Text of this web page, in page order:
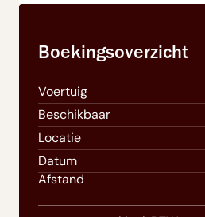
Boekingsoverzicht
Voertuig
Beschikbaar
Locatie
Datum
Afstand